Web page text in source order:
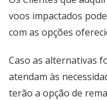
voos impactados
com as opções
Caso as alternativas
atendam às
terão a opção de